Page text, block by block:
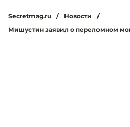
Secretmag.ru / Новости
/
Мишустин заявил о переломном